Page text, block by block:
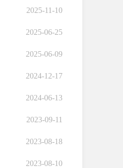
2025-11-10
2025-06-25
2025-06-09
2024-12-17
2024-06-13
2023-09-11
2023-08-18
2023-08-10